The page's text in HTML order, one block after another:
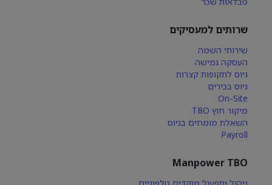
שרותים למעסיקים
שירותי השמה
העסקה גמישה
גיוס לתקופות קצרות
גיוס בכירים
On-Site
מיקור חוץ TBO
השאלת מומחים בגיוס
Payroll
Manpower TBO